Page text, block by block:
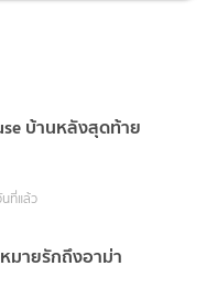
บ้านหลังสุดท้าย
ที่แล้ว
มายรักถึงอาม่า